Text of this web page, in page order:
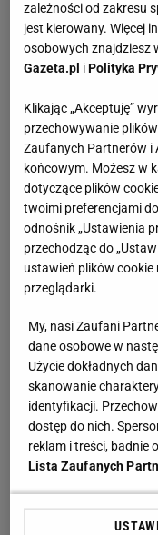
zależności od zakresu
jest kierowany. Więcej
osobowych znajdziesz
Gazeta.pl iPolityka
Klikając „Akceptuję”
przechowywanie
Zaufanych Partnerów i
końcowym. Możesz w
dotyczące plików
twoimi preferencjami
odnośnik „Ustawienia
przechodząc do
ustawień plików
przeglądarki.
My, nasi Zaufani
dane osobowe w
Użycie dokładnych
skanowanie
identyfikacji.
dostęp do nich.
reklam i treści, badnie
Lista Zaufanych